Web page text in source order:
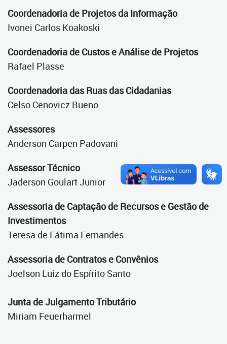
Coordenadoria de Projetos da Informação
Ivonei Carlos Koakoski
Coordenadoria de Custos e Análise de Projetos
Rafael Plasse
Coordenadoria das Ruas das Cidadanias
Celso Cenovicz Bueno
Assessores
Anderson Carpen Padovani
Assessor Técnico
Jaderson Goulart Junior
Assessoria de Captação de Recursos e Gestão de
Investimentos
Teresa de Fátima Fernandes
Assessoria de Contratos e Convênios
Joelson Luiz do Espírito Santo
Junta de Julgamento Tributário
Miriam Feuerharmel